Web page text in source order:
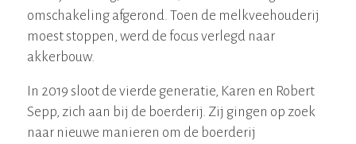
omschakeling afgerond. Toen de melkveehouderij
moest stoppen, werd de focus verlegd naar
akkerbouw.
In 2019 sloot de vierde generatie, Karen en Robert
Sepp, zich aan bij de boerderij. Zij gingen op zoek
naar nieuwe manieren om de boerderij